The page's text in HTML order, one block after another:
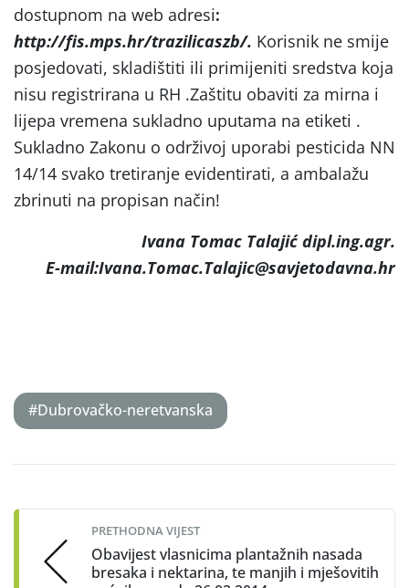
dostupnom na web adresi:
http://fis.mps.hr/trazilicaszb/. Korisnik ne smije
posjedovati, skladištiti ili primijeniti sredstva koja
nisu registrirana u RH .Zaštitu obaviti za mirna i
lijepa vremena sukladno uputama na etiketi .
Sukladno Zakonu o održivoj uporabi pesticida NN
14/14 svako tretiranje evidentirati, a ambalažu
zbrinuti na propisan način!
Ivana Tomac Talajić dipl.ing.agr.
E-mail:Ivana.Tomac.Talajic@savjetodavna.hr
#Dubrovačko-neretvanska
navigation
PRETHODNA VIJEST
Obavijest vlasnicima plantažnih nasada
bresaka i nektarina, te manjih i mješovitih